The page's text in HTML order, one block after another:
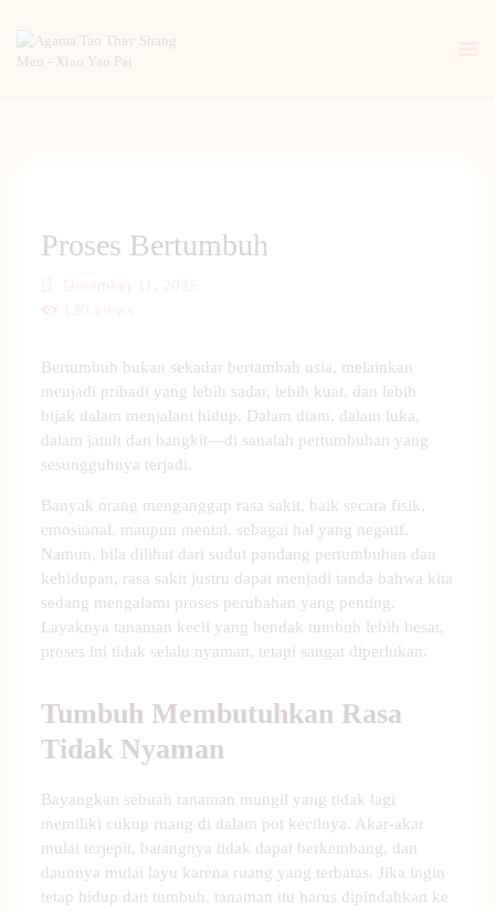
ARTIKEL
Proses Bertumbuh
Bertumbuh bukan sekadar bertambah usia, melainkan
menjadi pribadi yang lebih sadar, lebih kuat, dan lebih
bijak dalam menjalani hidup. Dalam diam, dalam luka,
dalam jatuh dan bangkit—di sanalah pertumbuhan yang
sesungguhnya terjadi.
Banyak orang menganggap rasa sakit, baik secara fisik,
emosional, maupun mental, sebagai hal yang negatif.
Namun, bila dilihat dari sudut pandang pertumbuhan dan
kehidupan, rasa sakit justru dapat menjadi tanda bahwa kita
sedang mengalami proses perubahan yang penting.
Layaknya tanaman kecil yang hendak tumbuh lebih besar,
proses ini tidak selalu nyaman, tetapi sangat diperlukan.
Tumbuh Membutuhkan Rasa
Tidak Nyaman
Bayangkan sebuah tanaman mungil yang tidak lagi
memiliki cukup ruang di dalam pot kecilnya. Akar-akar
mulai terjepit, batangnya tidak dapat berkembang, dan
daunnya mulai layu karena ruang yang terbatas. Jika ingin
tetap hidup dan tumbuh, tanaman itu harus dipindahkan ke